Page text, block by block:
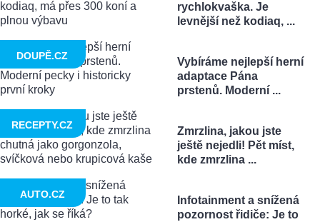
rychlokvaška. Je
levnější než kodiaq, ...
Vybíráme nejlepší herní
adaptace Pána
prstenů. Moderní ...
DOUPĚ.CZ
Zmrzlina, jakou jste
ještě nejedli! Pět míst,
kde zmrzlina ...
RECEPTY.CZ
Infotainment a snížená
pozornost řidiče: Je to
AUTO.CZ